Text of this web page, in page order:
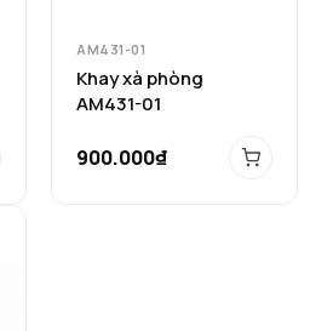
AM431-01
Khay xà phòng
AM431-01
900.000₫